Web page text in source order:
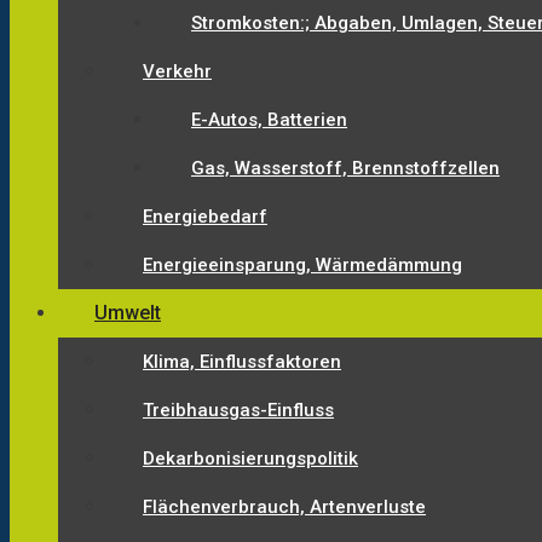
Stromkosten:; Abgaben, Umlagen,
Verkehr
E-Autos, Batterien
Gas, Wasserstoff, Brennstoffzellen
Energiebedarf
Energieeinsparung, Wärmedämmung
Umwelt
Klima, Einflussfaktoren
Treibhausgas-Einfluss
Dekarbonisierungspolitik
Flächenverbrauch, Artenverluste